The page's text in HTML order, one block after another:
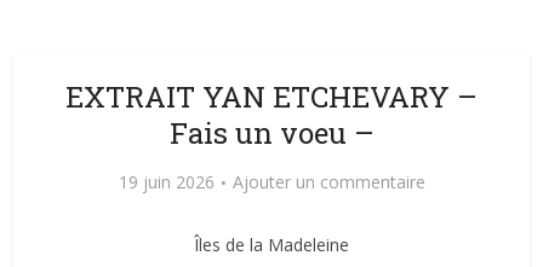
EXTRAIT YAN ETCHEVARY –
Fais un voeu –
19 juin 2026 Ajouter un commentaire
Îles de la Madeleine